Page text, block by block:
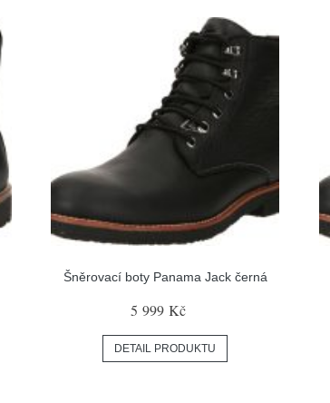
Šněrovací boty Panama Jack černá
5 999 Kč
DETAIL PRODUKTU